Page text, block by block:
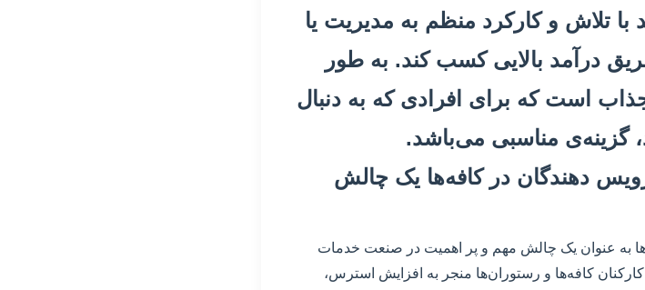
با تلاش و کارکرد منظم به مدیریت یا
درآمد بالایی کسب کند. به طور
است که برای افرادی که به دنبال
گزینه‌ی مناسبی می‌باشد.
دهندگان در کافه‌ها یک چالش
به عنوان یک چالش مهم و پر اهمیت در صنعت خدمات
کافه‌ها و رستوران‌ها منجر به افزایش استرس،